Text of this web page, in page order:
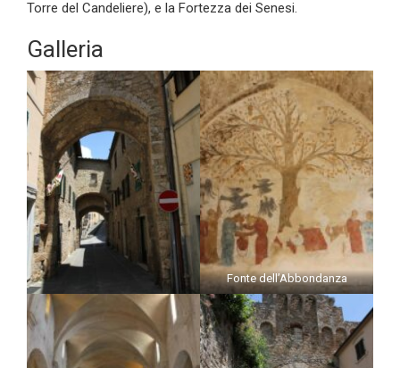
Torre del Candeliere), e la Fortezza dei Senesi.
Galleria
Fonte dell’Abbondanza